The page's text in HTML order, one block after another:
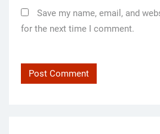
Save my name, email, and
for the next time I comment.